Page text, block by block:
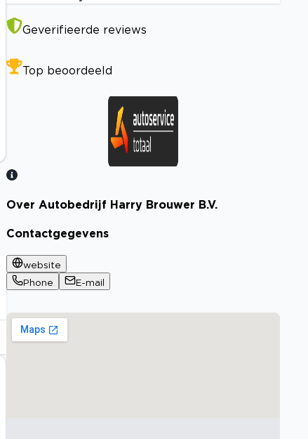
Geverifieerde reviews
Top beoordeeld
Bekijk certificaat
Over Autobedrijf Harry Brouwer B.V.
Contactgegevens
website
Phone
E-mail